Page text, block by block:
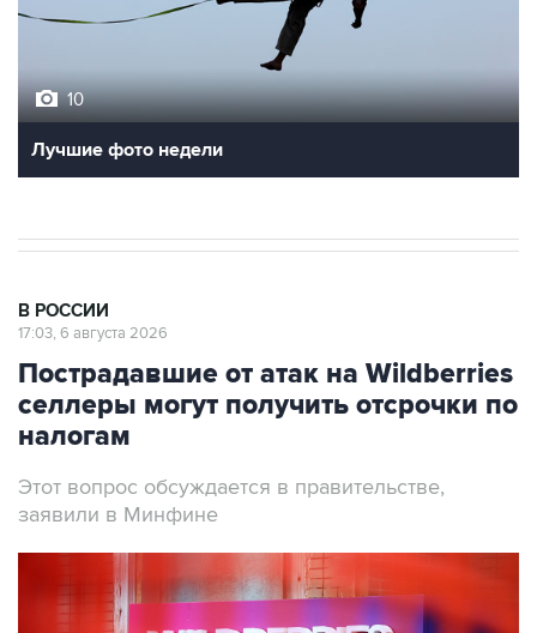
10
Лучшие фото недели
В РОССИИ
17:03, 6 августа 2026
Пострадавшие от атак на Wildberries
селлеры могут получить отсрочки по
налогам
Этот вопрос обсуждается в правительстве,
заявили в Минфине